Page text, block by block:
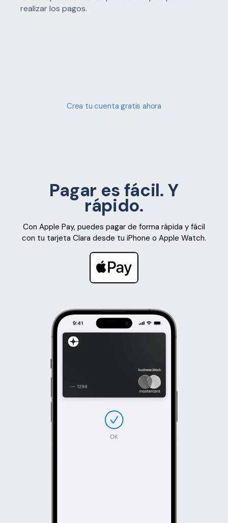
realizar los pagos.
Crea tu cuenta gratis ahora
Pagar es fácil. Y
rápido.
Con Apple Pay, puedes pagar de forma rápida y fácil
con tu tarjeta Clara desde tu iPhone o Apple Watch.